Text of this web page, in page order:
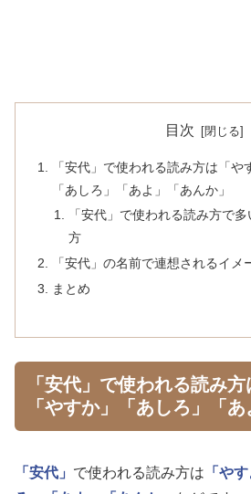
目次
「安代」で使われる読み方は「や
「あしろ」「あよ」「あんか」
「安代」で使われる読み方で
方
「安代」の名前で連想されるイメ
まとめ
「安代」で使われる読み方
「やすか」「あしろ」「あ
「安代」 で使われる読み方は 「やす